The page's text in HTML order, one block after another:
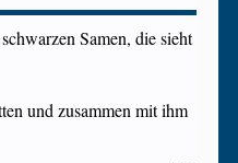
Samen, die sieht
und zusammen mit ihm